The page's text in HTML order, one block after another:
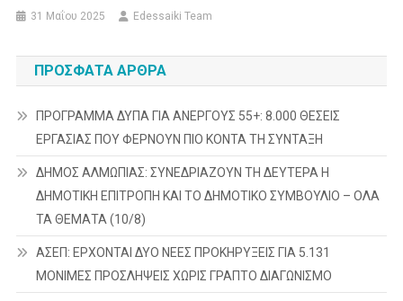
31 Μαΐου 2025 Edessaiki Team
ΠΡΌΣΦΑΤΑ ΆΡΘΡΑ
ΠΡΟΓΡΑΜΜΑ ΔΥΠΑ ΓΙΑ ΑΝΕΡΓΟΥΣ 55+: 8.000 ΘΕΣΕΙΣ
ΕΡΓΑΣΙΑΣ ΠΟΥ ΦΕΡΝΟΥΝ ΠΙΟ ΚΟΝΤΑ ΤΗ ΣΥΝΤΑΞΗ
ΔΗΜΟΣ ΑΛΜΩΠΙΑΣ: ΣΥΝΕΔΡΙΑΖΟΥΝ ΤΗ ΔΕΥΤΕΡΑ H
ΔΗΜΟΤΙΚΗ ΕΠΙΤΡΟΠΗ ΚΑΙ ΤΟ ΔΗΜΟΤΙΚΟ ΣΥΜΒΟΥΛΙΟ – ΟΛΑ
ΤΑ ΘΕΜΑΤΑ (10/8)
ΑΣΕΠ: ΕΡΧΟΝΤΑΙ ΔΥΟ ΝΕΕΣ ΠΡΟΚΗΡΥΞΕΙΣ ΓΙΑ 5.131
ΜΟΝΙΜΕΣ ΠΡΟΣΛΗΨΕΙΣ ΧΩΡΙΣ ΓΡΑΠΤΟ ΔΙΑΓΩΝΙΣΜΟ